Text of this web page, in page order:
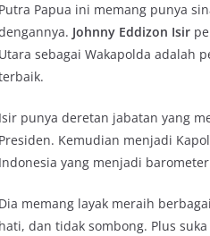
Putra Papua ini memang punya
Johnny Eddizon Isir
Utara sebagai Wakapolda adalah
Isir punya deretan jabatan yang
Presiden. Kemudian menjadi
Indonesia yang menjadi
Dia memang layak meraih
hati, dan tidak sombong. Plus